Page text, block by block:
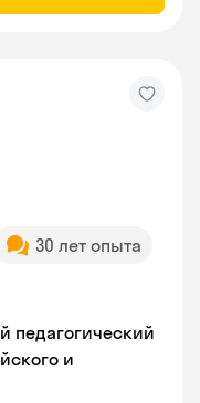
30 лет опыта
педагогический
и